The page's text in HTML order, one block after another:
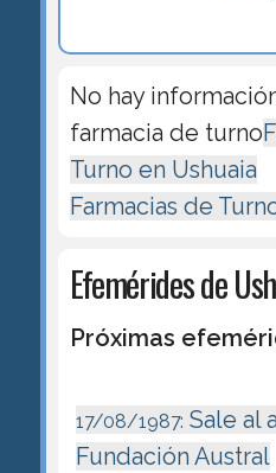
No hay
farmacia de turno
Turno en Ushuaia
Farmacias de
Efemérides de
Próximas
17/08/1987: Sale al
Fundación Austral